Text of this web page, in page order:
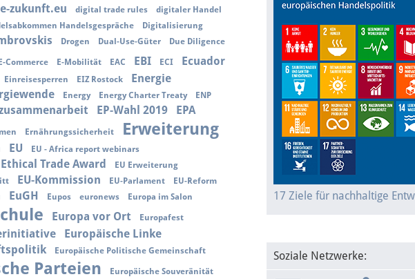
zukunft.eu digital trade rules
digitaler Handel
Handelsgespräche
Digitalisierung
Drogen Dual-Use-Güter Due Diligence
E-Commerce E-Mobilität EAC EBI ECI Ecuador
Einreisesperren EIZ Rostock
Energie
Energy Energy Charter Treaty
ENP
EP-Wahl 2019 EPA
Ernährungssicherheit Erweiterung
EU EU - Africa report webinars
Trade Award
EU Erweiterung
EU-Kommission EU-Parlament EU-Reform
EuGH Eupos euronews Europa im Salon
Europa vor Ort Europafest
Europäische Linke
Europäische Politische Gemeinschaft
Parteien
Europäische Souveränität
17 Ziele für nachhaltige
Soziale Netzwerke: